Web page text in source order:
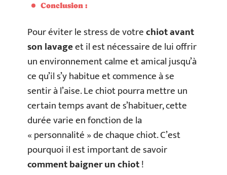
Conclusion :
Pour éviter le stress de votrechiot avant
son lavageet il est nécessaire de lui offrir
un environnement calme et amical jusqu’à
ce qu’il s’y habitue et commence à se
sentir à l’aise. Le chiot pourra mettre un
certain temps avant de s’habituer, cette
durée varie en fonction de la
« personnalité » de chaque chiot. C’est
pourquoi il est important de savoir
comment baigner un chiot!